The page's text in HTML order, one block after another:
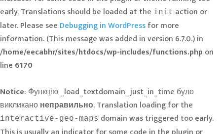
early. Translations should be loaded at the init action or
later. Please see Debugging in WordPressfor more
information. (This message was added in version 6.7.0.) in
/home/eecabhr/sites/htdocs/wp-includes/functions.php on
line 6170
Notice: Функцію _load_textdomain_just_in_time було
викликанонеправильно. Translation loading for the
interactive-geo-maps domain was triggered too early.